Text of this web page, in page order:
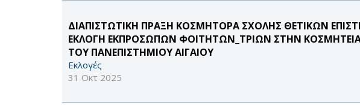
ΔΙΑΠΙΣΤΩΤΙΚΗ ΠΡΑΞΗ ΚΟΣΜΗΤΟΡΑ ΣΧΟΛΗΣ ΘΕΤΙΚΩΝ
ΕΚΛΟΓΗ ΕΚΠΡΟΣΩΠΩΝ ΦΟΙΤΗΤΩΝ_ΤΡΙΩΝ ΣΤΗΝ
ΤΟΥ ΠΑΝΕΠΙΣΤΗΜΙΟΥ ΑΙΓΑΙΟΥ
Εκλογές
31 Οκτ 2025